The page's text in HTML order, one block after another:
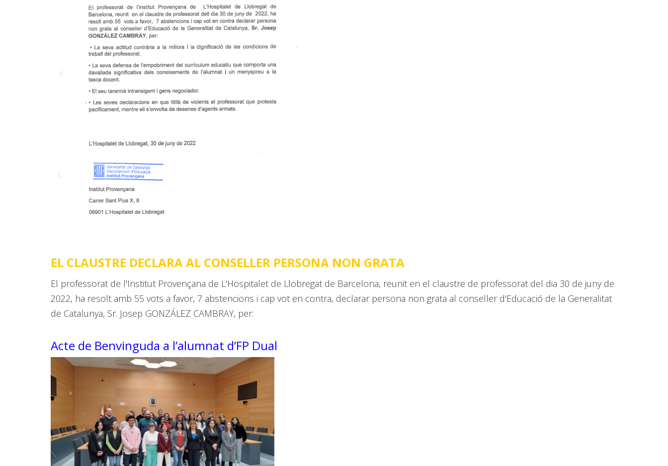
EL CLAUSTRE DECLARA AL CONSELLER PERSONA NON GRATA
El professorat de l'Institut Provençana de L'Hospitalet de Llobregat de Barcelona, reunit en el claustre de professorat del dia 30 de juny de
2022, ha resolt amb 55 vots a favor, 7 abstencions i cap vot en contra, declarar persona non grata al conseller d'Educació de la Generalitat
de Catalunya, Sr. Josep GONZÁLEZ CAMBRAY, per:
Acte de Benvinguda a l’alumnat d’FP Dual